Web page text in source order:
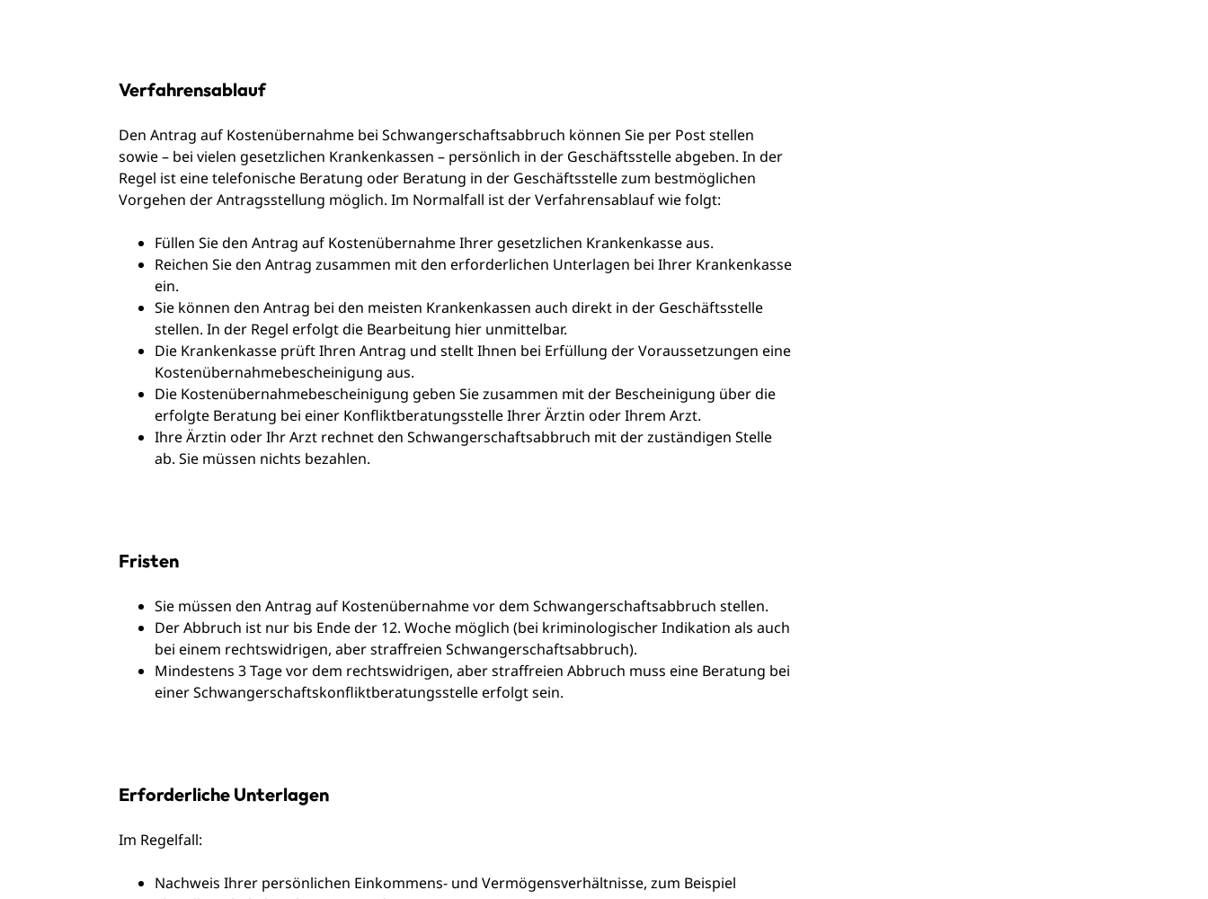
Verfahrensablauf
Den Antrag auf Kostenübernahme bei Schwangerschaftsabbruch können Sie per Post stellen
sowie – bei vielen gesetzlichen Krankenkassen – persönlich in der Geschäftsstelle abgeben. In der
Regel ist eine telefonische Beratung oder Beratung in der Geschäftsstelle zum bestmöglichen
Vorgehen der Antragsstellung möglich. Im Normalfall ist der Verfahrensablauf wie folgt:
Füllen Sie den Antrag auf Kostenübernahme Ihrer gesetzlichen Krankenkasse aus.
Reichen Sie den Antrag zusammen mit den erforderlichen Unterlagen bei Ihrer Krankenkasse
ein.
Sie können den Antrag bei den meisten Krankenkassen auch direkt in der Geschäftsstelle
stellen. In der Regel erfolgt die Bearbeitung hier unmittelbar.
Die Krankenkasse prüft Ihren Antrag und stellt Ihnen bei Erfüllung der Voraussetzungen eine
Kostenübernahmebescheinigung aus.
Die Kostenübernahmebescheinigung geben Sie zusammen mit der Bescheinigung über die
erfolgte Beratung bei einer Konfliktberatungsstelle Ihrer Ärztin oder Ihrem Arzt.
Ihre Ärztin oder Ihr Arzt rechnet den Schwangerschaftsabbruch mit der zuständigen Stelle
ab. Sie müssen nichts bezahlen.
Fristen
Sie müssen den Antrag auf Kostenübernahme vor dem Schwangerschaftsabbruch stellen.
Der Abbruch ist nur bis Ende der 12. Woche möglich (bei kriminologischer Indikation als auch
bei einem rechtswidrigen, aber straffreien Schwangerschaftsabbruch).
Mindestens 3 Tage vor dem rechtswidrigen, aber straffreien Abbruch muss eine Beratung bei
einer Schwangerschaftskonfliktberatungsstelle erfolgt sein.
Erforderliche Unterlagen
Im Regelfall:
Nachweis Ihrer persönlichen Einkommens- und Vermögensverhältnisse, zum Beispiel